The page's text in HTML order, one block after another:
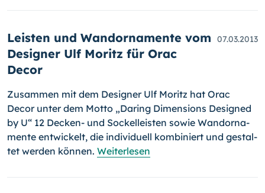
Leisten und Wandornamente vom
Designer Ulf Moritz für Orac
Decor
07.03.2013
Zusammen mit dem Designer Ulf Moritz hat Orac
Decor unter dem Mot­to „Daring Dimensions De­signed
by U“ 12 Decken- und Sockelleisten sowie Wandor­na­
mente entwickelt, die individuell kombiniert und gestal­
tet werden können. Weiterlesen